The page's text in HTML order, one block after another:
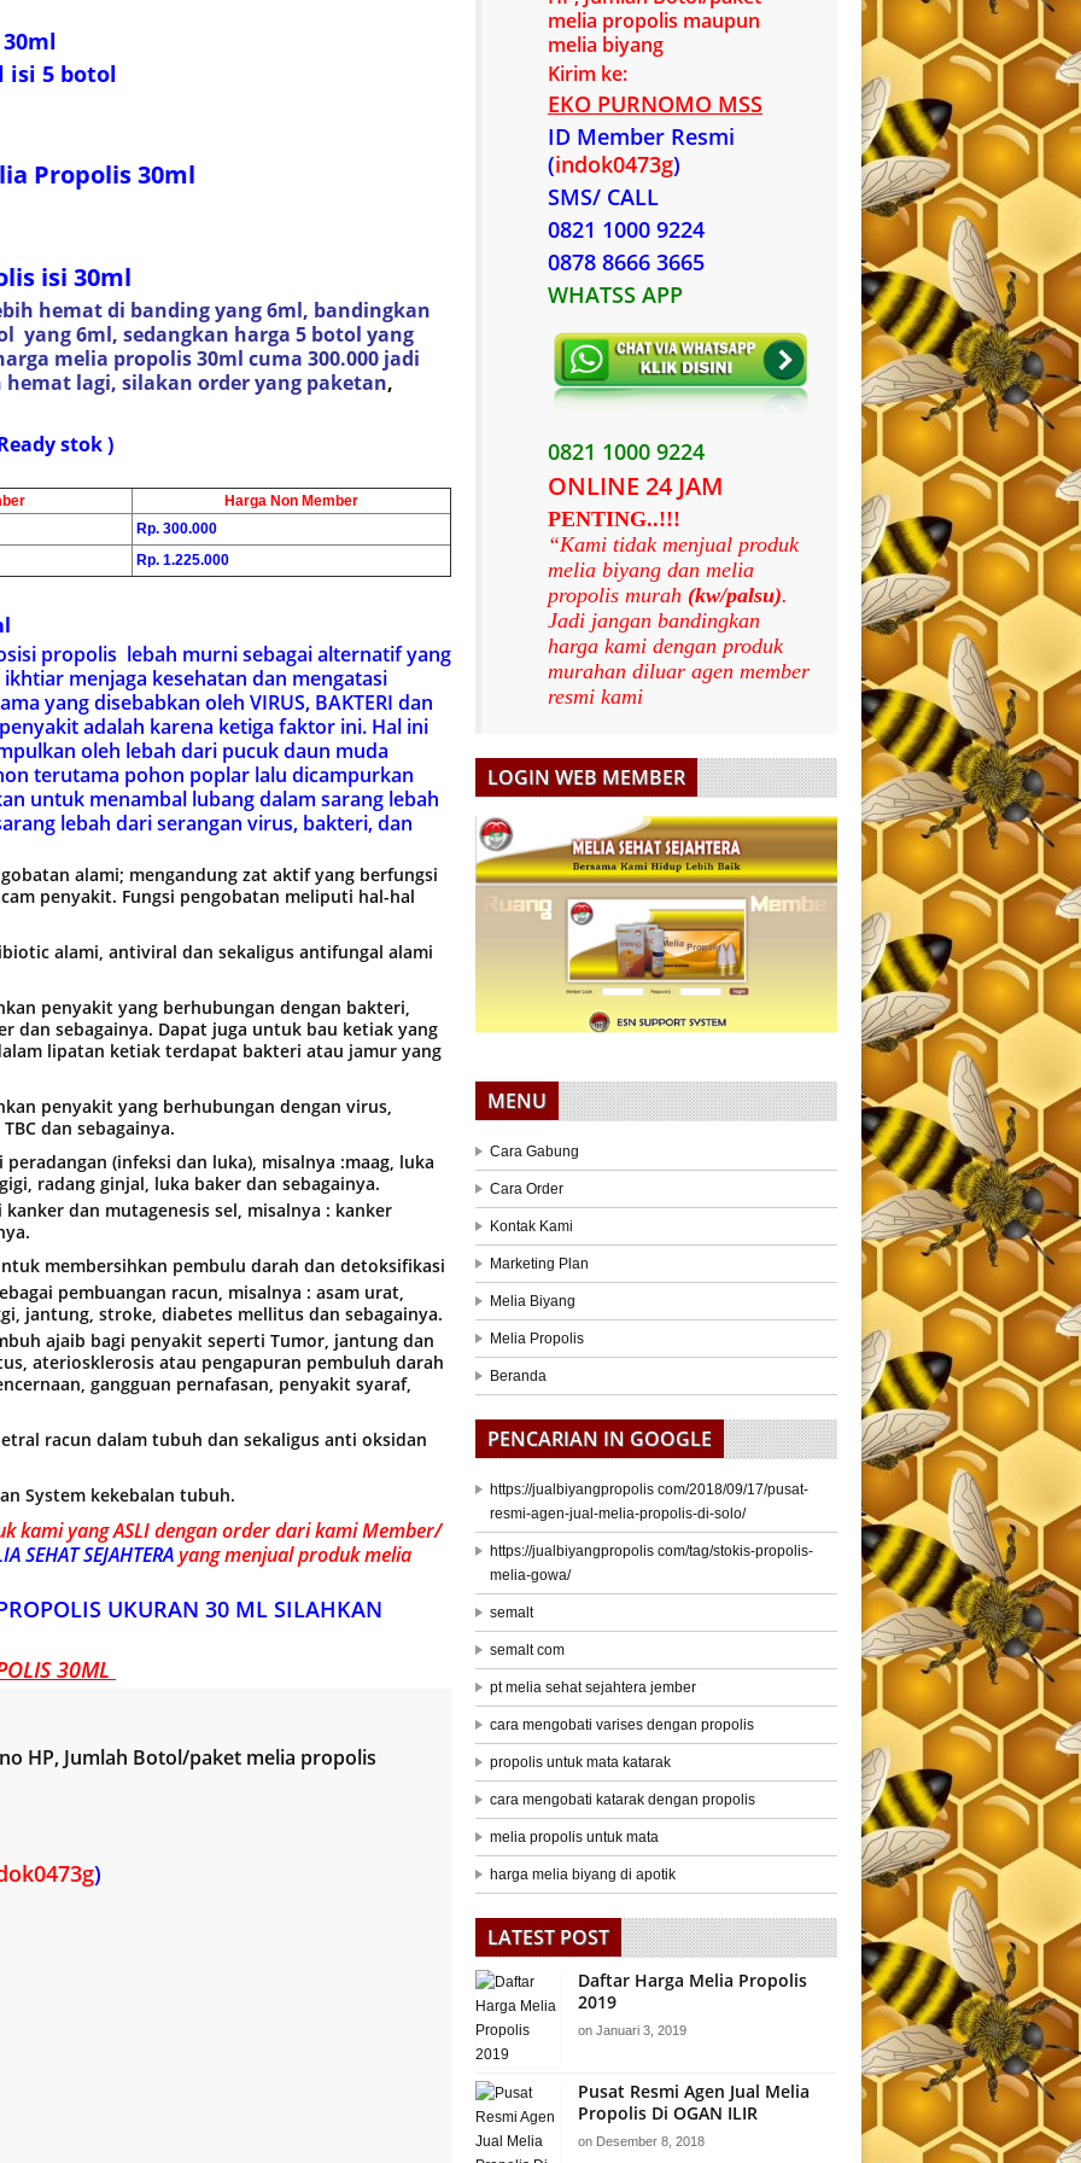
isi 5 botol
Propolis 30ml
isi 30ml
hemat di banding yang 6ml, bandingkan
yang 6ml, sedangkan harga 5 botol yang
melia propolis 30ml cuma 300.000 jadi
hemat lagi, silakan order yang paketan,
stok )
Harga Non Member
Rp. 300.000
Rp. 1.225.000
propolis lebah murni sebagai alternatif yang
menjaga kesehatan dan mengatasi
yang disebabkan oleh VIRUS, BAKTERI dan
penyakitadalah karena ketiga faktor ini. Hal ini
oleh lebah dari pucuk daun muda
terutama pohon poplar lalu dicampurkan
untuk menambal lubang dalam sarang lebah
lebah dari serangan virus, bakteri, dan
alami; mengandung zat aktif yang berfungsi
penyakit. Fungsi pengobatan meliputi hal-hal
alami, antiviral dan sekaligus antifungal alami
penyakit yang berhubungan dengan bakteri,
dan sebagainya. Dapat juga untuk bau ketiak yang
lipatan ketiak terdapat bakteri atau jamur yang
penyakit yang berhubungan dengan virus,
dan sebagainya.
(infeksi dan luka), misalnya :maag, luka
radang ginjal, luka baker dan sebagainya.
dan mutagenesis sel, misalnya : kanker
membersihkan pembulu darah dan detoksifikasi
pembuangan racun, misalnya : asam urat,
jantung, stroke, diabetes mellitus dan sebagainya.
ajaib bagi penyakit seperti Tumor, jantung dan
ateriosklerosis atau pengapuran pembuluh darah
gangguan pernafasan, penyakit syaraf,
racun dalam tubuh dan sekaligus anti oksidan
System kekebalan tubuh.
kami yang ASLI dengan order dari kami Member/
SEHAT SEJAHTERAyang menjual produk melia
UKURAN 30 ML SILAHKAN
30ML
HP, Jumlah Botol/paket melia propolis
)
melia propolis maupun
melia biyang
Kirim ke:
EKO PURNOMO MSS
ID Member Resmi
(indok0473g)
SMS/ CALL
0821 1000 9224
0878 8666 3665
WHATSS APP
0821 1000 9224
ONLINE 24 JAM
PENTING..!!!
“Kami tidak menjual produk
melia biyang dan melia
propolis murah (kw/palsu).
Jadi jangan bandingkan
harga kami dengan produk
murahan diluar agen member
resmi kami
LOGIN WEB MEMBER
MENU
Cara Gabung
Cara Order
Kontak Kami
Marketing Plan
Melia Biyang
Melia Propolis
Beranda
PENCARIAN IN GOOGLE
https://jualbiyangpropolis com/2018/09/17/pusat-
resmi-agen-jual-melia-propolis-di-solo/
https://jualbiyangpropolis com/tag/stokis-propolis-
melia-gowa/
semalt
semalt com
pt melia sehat sejahtera jember
cara mengobati varises dengan propolis
propolis untuk mata katarak
cara mengobati katarak dengan propolis
melia propolis untuk mata
harga melia biyang di apotik
LATEST POST
Daftar Harga Melia Propolis
2019
on Januari 3, 2019
Pusat Resmi Agen Jual Melia
Propolis Di OGAN ILIR
on Desember 8, 2018